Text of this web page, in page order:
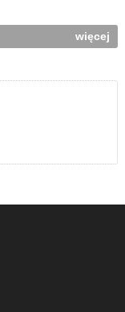
więcej